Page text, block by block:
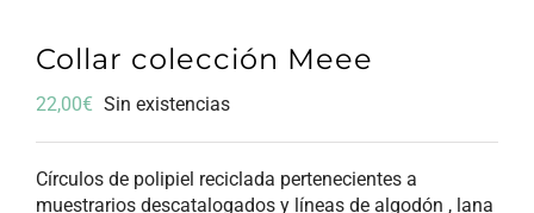
Collar colección Meee
22,00€ Sin existencias
Círculos de polipiel reciclada pertenecientes a
muestrarios descatalogados y líneas de algodón , lana